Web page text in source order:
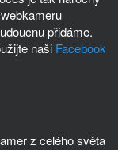
přidáme.
naši Facebook
z celého světa